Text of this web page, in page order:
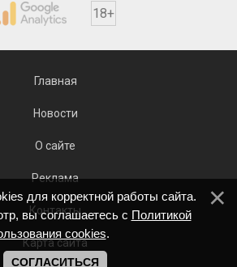
18+
Главная
Новости
О сайте
Реклама
Контакты
Карта сайта
для корректной работы сайта.
вы соглашаетесь с Политикой
cookies.
СОГЛАСИТЬСЯ